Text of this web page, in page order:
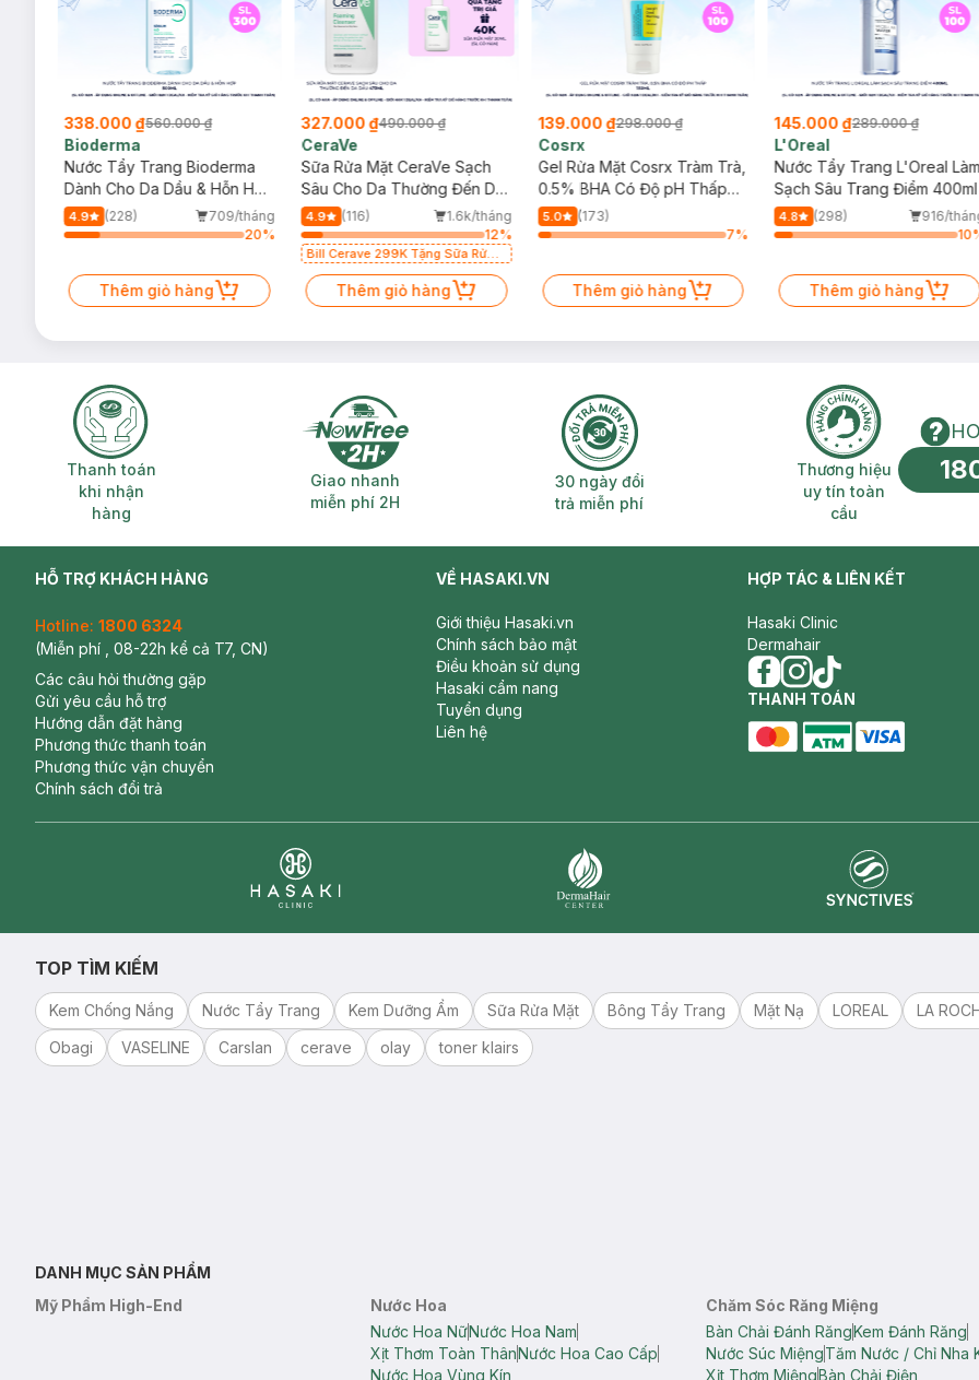
338.000 ₫560.000 ₫
Bioderma
Nước Tẩy Trang Bioderma
Dành Cho Da Dầu & Hỗn Hợp
500ml
4.9 (228)
709/tháng
20%
Thêm giỏ hàng
327.000 ₫490.000 ₫
CeraVe
Sữa Rửa Mặt CeraVe Sạch
Sâu Cho Da Thường Đến Da
Dầu 473ml
4.9 (116)
1.6k/tháng
12%
Bill Cerave 299K Tặng Sữa Rửa
Mặt Cerave 30ml (SL có hạn)
Thêm giỏ hàng
139.000 ₫298.000 ₫
Cosrx
Gel Rửa Mặt Cosrx Tràm Trà,
0.5% BHA Có Độ pH Thấp
150ml
5.0
(173)
7%
Thêm giỏ hàng
145.000 ₫289.000 ₫
L'Oreal
Nước Tẩy Trang L'Oreal Làm
Sạch Sâu Trang Điểm 400ml
4.8 (298)
916/
10
Thêm giỏ hàng
Thanh toán khi nhận hàng
Thanh toán
khi nhận
hàng
Giao nhanh miễn phí 2H
Giao nhanh
miễn phí 2H
30 ngày đổi trả miễn phí
30 ngày đổi
trả miễn phí
Thương hiệu uy
Thương hiệu
uy tín toàn
cầu
HỖ TRỢ KHÁCH HÀNG
Hotline: 1800 6324
(Miễn phí , 08-22h kể cả T7, CN)
Các câu hỏi thường gặp
Gửi yêu cầu hỗ trợ
Hướng dẫn đặt hàng
Phương thức thanh toán
Phương thức vận chuyển
Chính sách đổi trả
VỀ HASAKI.VN
Giới thiệu Hasaki.vn
Chính sách bảo mật
Điều khoản sử dụng
Hasaki cẩm nang
Tuyển dụng
Liên hệ
HỢP TÁC & LIÊN KẾT
Hasaki Clinic
Dermahair
facebook
instagram
tiktok
THANH TOÁN
TOP TÌM KIẾM
Kem Chống Nắng Nước Tẩy Trang Kem Dưỡng Ẩm Sữa Rửa Mặt Bông Tẩy Trang Mặt Nạ LOREAL LA
Obagi
VASELINE Carslan cerave olay toner klairs
DANH MỤC SẢN PHẨM
Mỹ Phẩm High-End
Nước Hoa
Nước Hoa NữNước Hoa Nam
Xịt Thơm Toàn ThânNước Hoa Cao Cấp
Nước Hoa Vùng Kín
Chăm Sóc Răng Miệng
Bàn Chải Đánh RăngKem Đánh Răng
Nước Súc MiệngTăm Nước / Chỉ Nha
Xịt Thơm MiệngBàn Chải Điện